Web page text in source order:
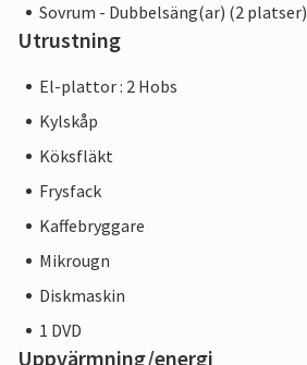
Sovrum - Dubbelsäng(ar) (2 platser)
Utrustning
El-plattor : 2 Hobs
Kylskåp
Köksfläkt
Frysfack
Kaffebryggare
Mikrougn
Diskmaskin
1 DVD
Uppvärmning/energi